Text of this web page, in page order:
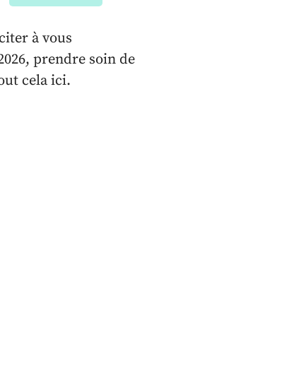
à vous
prendre soin de
cela ici.